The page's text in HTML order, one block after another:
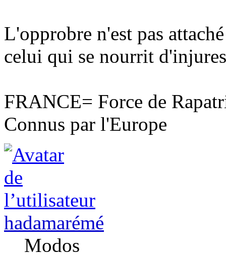
L'opprobre n'est pas
celui qui se nourrit
FRANCE= Force de
Connus par l'Europe
hadamarémé
Modos